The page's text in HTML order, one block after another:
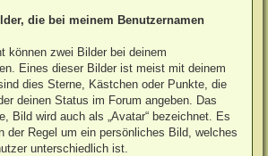
die bei meinem Benutzernamen
können zwei Bilder bei deinem
Eines dieser Bilder ist meist mit deinem
dies Sterne, Kästchen oder Punkte, die
deinen Status im Forum angeben. Das
Bild wird auch als „Avatar“ bezeichnet. Es
der Regel um ein persönliches Bild, welches
unterschiedlich ist.